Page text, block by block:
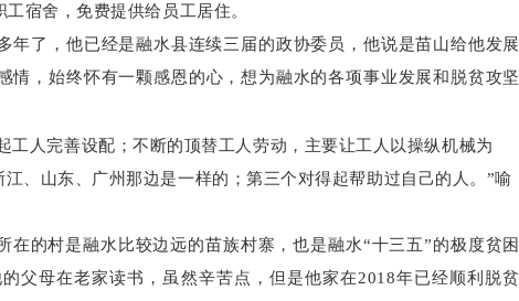
宿舍，免费提供给员工居住。
年了，他已经是融水县连续三届的政协委员，他说是苗山给他发展
，始终怀有一颗感恩的心，想为融水的各项事业发展和脱贫攻坚
工人 完善设配 ；不断的顶替工人劳动，主要让工人以操纵机械为
、山东、广州那边是一样的；第三个对得起帮助过自己的人。”喻
的村是融水比较边远的苗族村寨，也是融水“十三五”的极度贫困
父母在老家读书，虽然辛苦点，但是他家在2018年已经顺利脱贫